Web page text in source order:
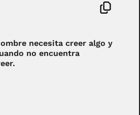
necesita creer algo y
no encuentra